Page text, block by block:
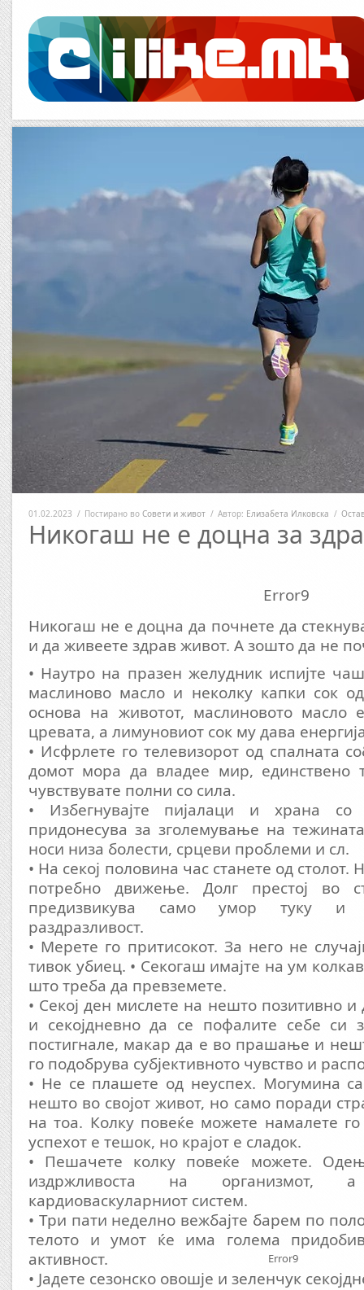
01.02.2023 / Постирано во Совети и живот / Автор: Елизабета Илковска /
Никогаш не е доцна за
Error9
Никогаш не е доцна да почнете да
и да живеете здрав живот. A зошто да не
• Наутро на празен желудник испијте
маслиново масло и неколку капки сок
основа на животот, маслиновото масло
цревата, а лимуновиот сок му дава
• Исфрлете го телевизорот од спалната
домот мора да владее мир, единствено
чувствувате полни со сила.
• Избегнувајте пијалаци и храна
придонесува за зголемување на
носи низа болести, срцеви проблеми и сл.
• На секој половина час станете од
потребно движење. Долг престој во
предизвикува само умор туку и
раздразливост.
• Мерете го притисокот. За него не
тивок убиец. • Секогаш имајте на ум
што треба да превземете.
• Секој ден мислете на нешто позитивно
и секојдневно да се пофалите себе си
постигнале, макар да е во прашање и
го подобрува субјективното чувство и
• Не се плашете од неуспех. Могумина
нешто во својот живот, но само поради
на тоа. Колку повеќе можете намалете го
успехот е тешок, но крајот е сладок.
• Пешачете колку повеќе можете.
издржливоста на организмот,
кардиоваскуларниот систем.
• Три пати неделно вежбајте барем по
телото и умот ќе има голема
активност.
• Јадете сезонско овошје и зеленчук
Error9